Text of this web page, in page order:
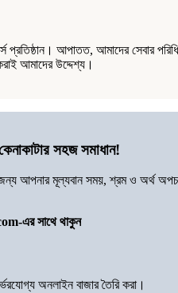
আপাতত, আমাদের সেবার
আমাদের উদ্দেশ্য।
সহজ সমাধান!
জন্য আপনার মূল্যবান সময়, শ্রম ও অর্থ
এর সাথে থাকুন
অনলাইন বাজার তৈরি করা।